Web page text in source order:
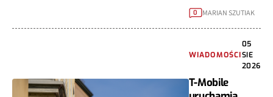
0 MARIAN SZUTIAK
WIADOMOŚCI
05
SIE
2026
T-Mobile